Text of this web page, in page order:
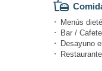
Menús
Bar /
Desayuno
Restaurante